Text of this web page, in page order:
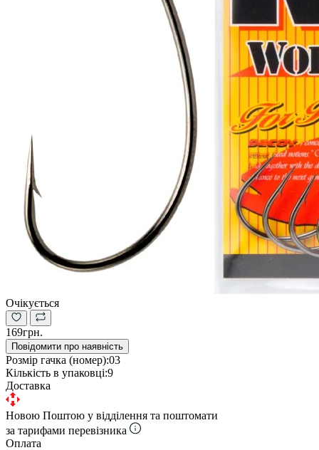
Очікується
169грн.
Повідомити про наявність
Розмір гачка (номер):03
Кількість в упаковці:9
Доставка
Новою Поштою у відділення та поштомати
за тарифами перевізника
Оплата